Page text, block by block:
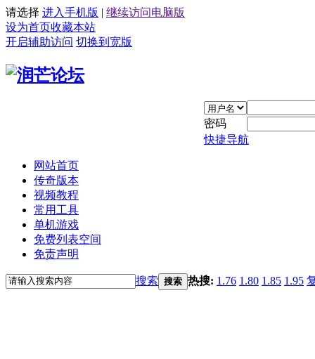
请选择 进入手机版 | 继续访问电脑版
设为首页收藏本站
开启辅助访问 切换到宽版
密码
快捷导航
网站首页
传奇版本
视频教程
常用工具
单机游戏
免费列表空间
免责声明
搜索 搜索 热搜: 1.76 1.80 1.85 1.95